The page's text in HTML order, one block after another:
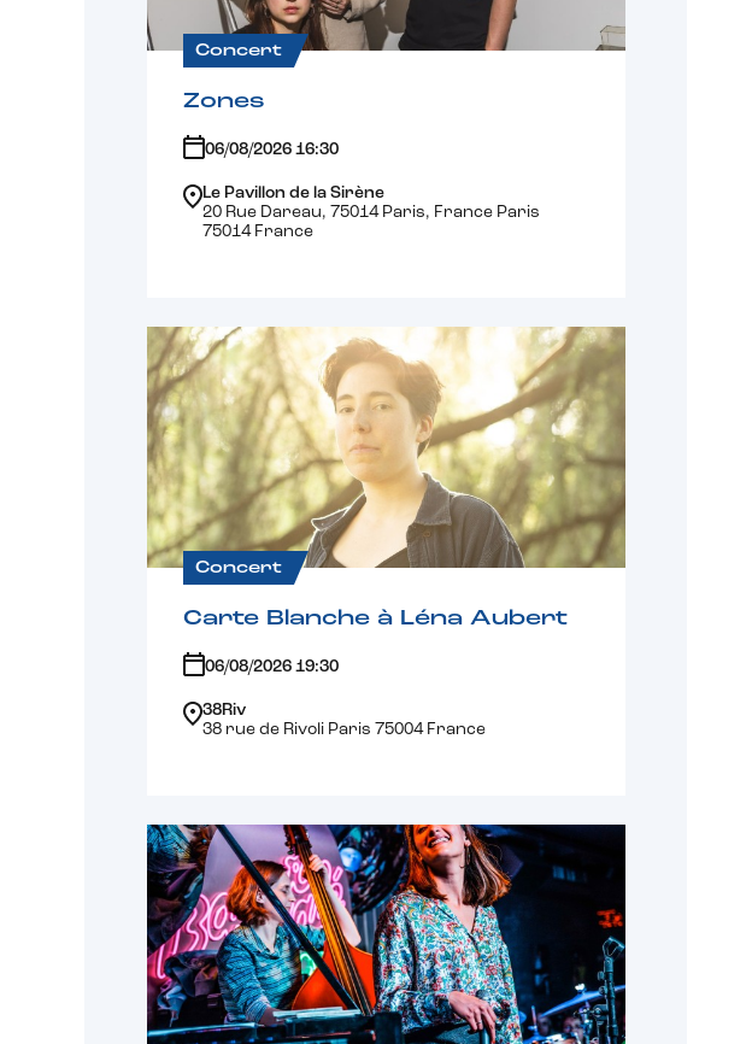
Concert
Zones
06/08/2026 16:30
Le Pavillon de la Sirène
20 Rue Dareau, 75014 Paris, France Paris
75014 France
Concert
Carte Blanche à Léna Aubert
06/08/2026 19:30
38Riv
38 rue de Rivoli Paris 75004 France